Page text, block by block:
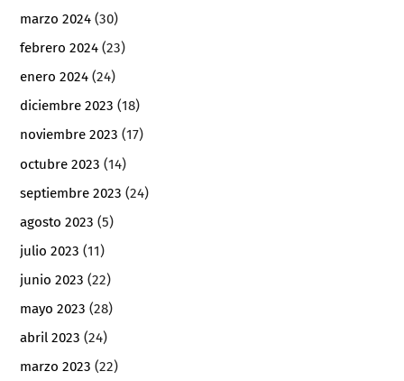
marzo 2024 (30)
febrero 2024 (23)
enero 2024 (24)
diciembre 2023 (18)
noviembre 2023 (17)
octubre 2023 (14)
septiembre 2023 (24)
agosto 2023 (5)
julio 2023 (11)
junio 2023 (22)
mayo 2023 (28)
abril 2023 (24)
marzo 2023 (22)